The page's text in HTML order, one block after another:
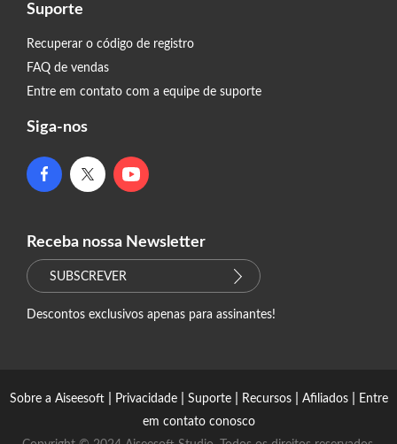
Suporte
Recuperar o código de registro
FAQ de vendas
Entre em contato com a equipe de suporte
Siga-nos
Receba nossa Newsletter
SUBSCREVER
Descontos exclusivos apenas para assinantes!
Sobre a Aiseesoft| Privacidade| Suporte| Recursos| Afiliados|
Entre
em contato conosco